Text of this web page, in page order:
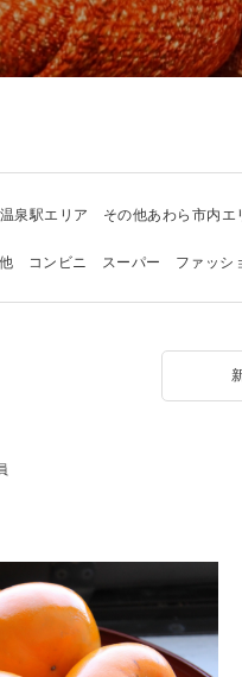
泉駅エリア その他あわら市内エ
コンビニ スーパー ファッシ